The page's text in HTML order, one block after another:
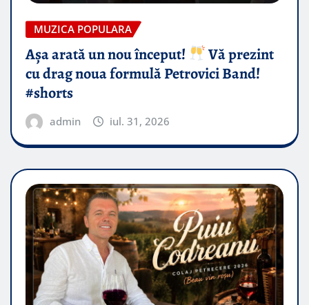
MUZICA POPULARA
Așa arată un nou început!
Vă prezint
cu drag noua formulă Petrovici Band!
#shorts
admin iul. 31, 2026